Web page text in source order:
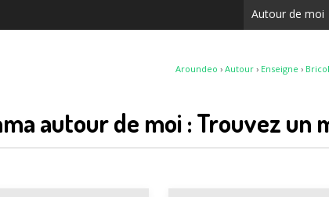
Autour de moi
Aroundeo › Autour › Enseigne ›
autour de moi : Trouvez un